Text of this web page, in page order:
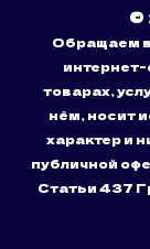
©
Обращаем
интернет-
товарах,
нём, носит
характер и
публичной
Статьи 437